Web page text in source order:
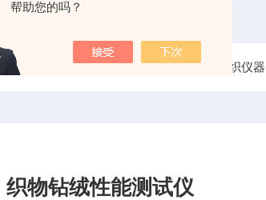
帮助您的吗？
当前位置：首页 产品中心 纺织仪器
织物钻绒性能测试仪